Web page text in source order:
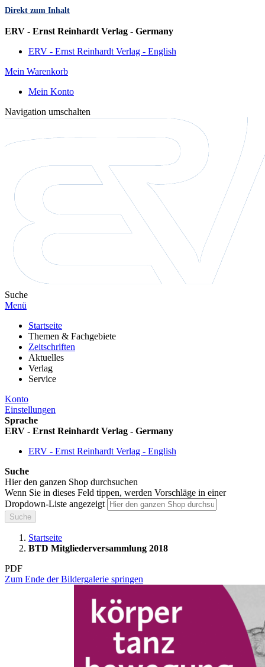
Direkt zum Inhalt
ERV - Ernst Reinhardt Verlag - Germany
ERV - Ernst Reinhardt Verlag - English
Mein Warenkorb
Mein Konto
Navigation umschalten
Suche
Menü
Startseite
Themen & Fachgebiete
Zeitschriften
Aktuelles
Verlag
Service
Konto
Einstellungen
Sprache
ERV - Ernst Reinhardt Verlag - Germany
ERV - Ernst Reinhardt Verlag - English
Suche
Hier den ganzen Shop durchsuchen
Wenn Sie in dieses Feld tippen, werden Vorschläge in einer
Dropdown-Liste angezeigt
Suche
Startseite
BTD Mitgliederversammlung 2018
PDF
Zum Ende der Bildergalerie springen